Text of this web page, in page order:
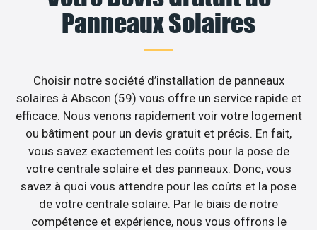
Panneaux Solaires
Choisir notre société d’installation de panneaux
solaires à Abscon (59) vous offre un service rapide et
efficace. Nous venons rapidement voir votre logement
ou bâtiment pour un devis gratuit et précis. En fait,
vous savez exactement les coûts pour la pose de
votre centrale solaire et des panneaux. Donc, vous
savez à quoi vous attendre pour les coûts et la pose
de votre centrale solaire. Par le biais de notre
compétence et expérience, nous vous offrons le